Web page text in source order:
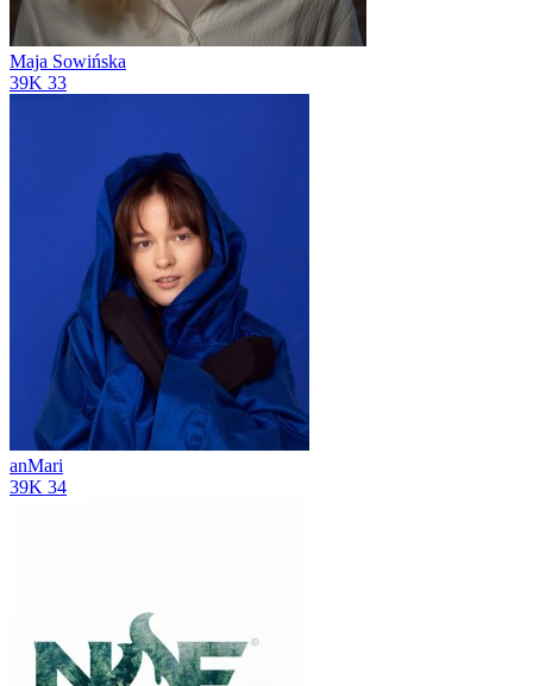
Maja Sowińska
39K 33
anMari
39K 34